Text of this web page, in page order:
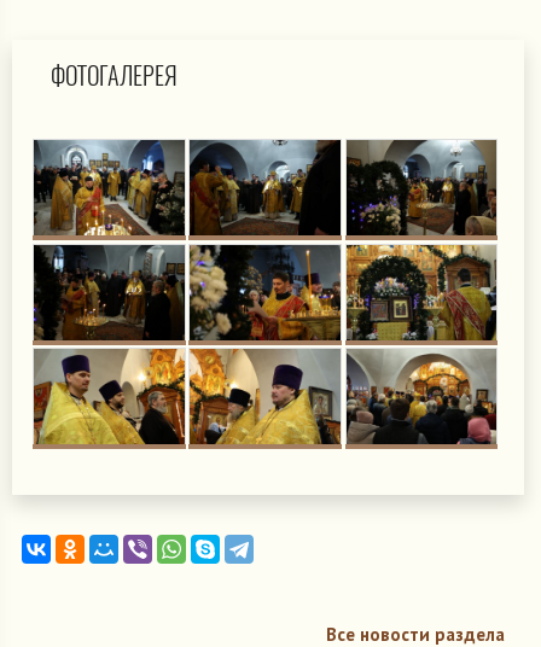
ФОТОГАЛЕРЕЯ
Все новости раздела